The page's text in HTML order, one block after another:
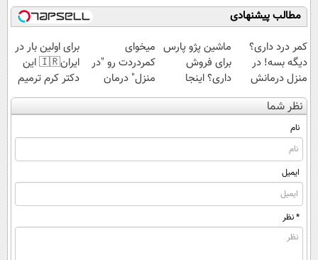
مطالب پیشنهادی
کمر درد داری؟
دیگه بسه! در
منزل درمانش
کن
(◀پرسش‌نامه)
ماشین پژو پارس
برای فروش
داری؟ اینجا
سریع بفروشش
میخوای
کمردردت رو "در
منزل" درمان
کنی؟ (◂فیلم +
◂پرسش‌نامه)
برای اولین بار در
ایران🇮🇷 این
دکتر کرم ترمیم
کننده 23 روزه
ساخت!
نظر شما
نام
ایمیل
* نظر